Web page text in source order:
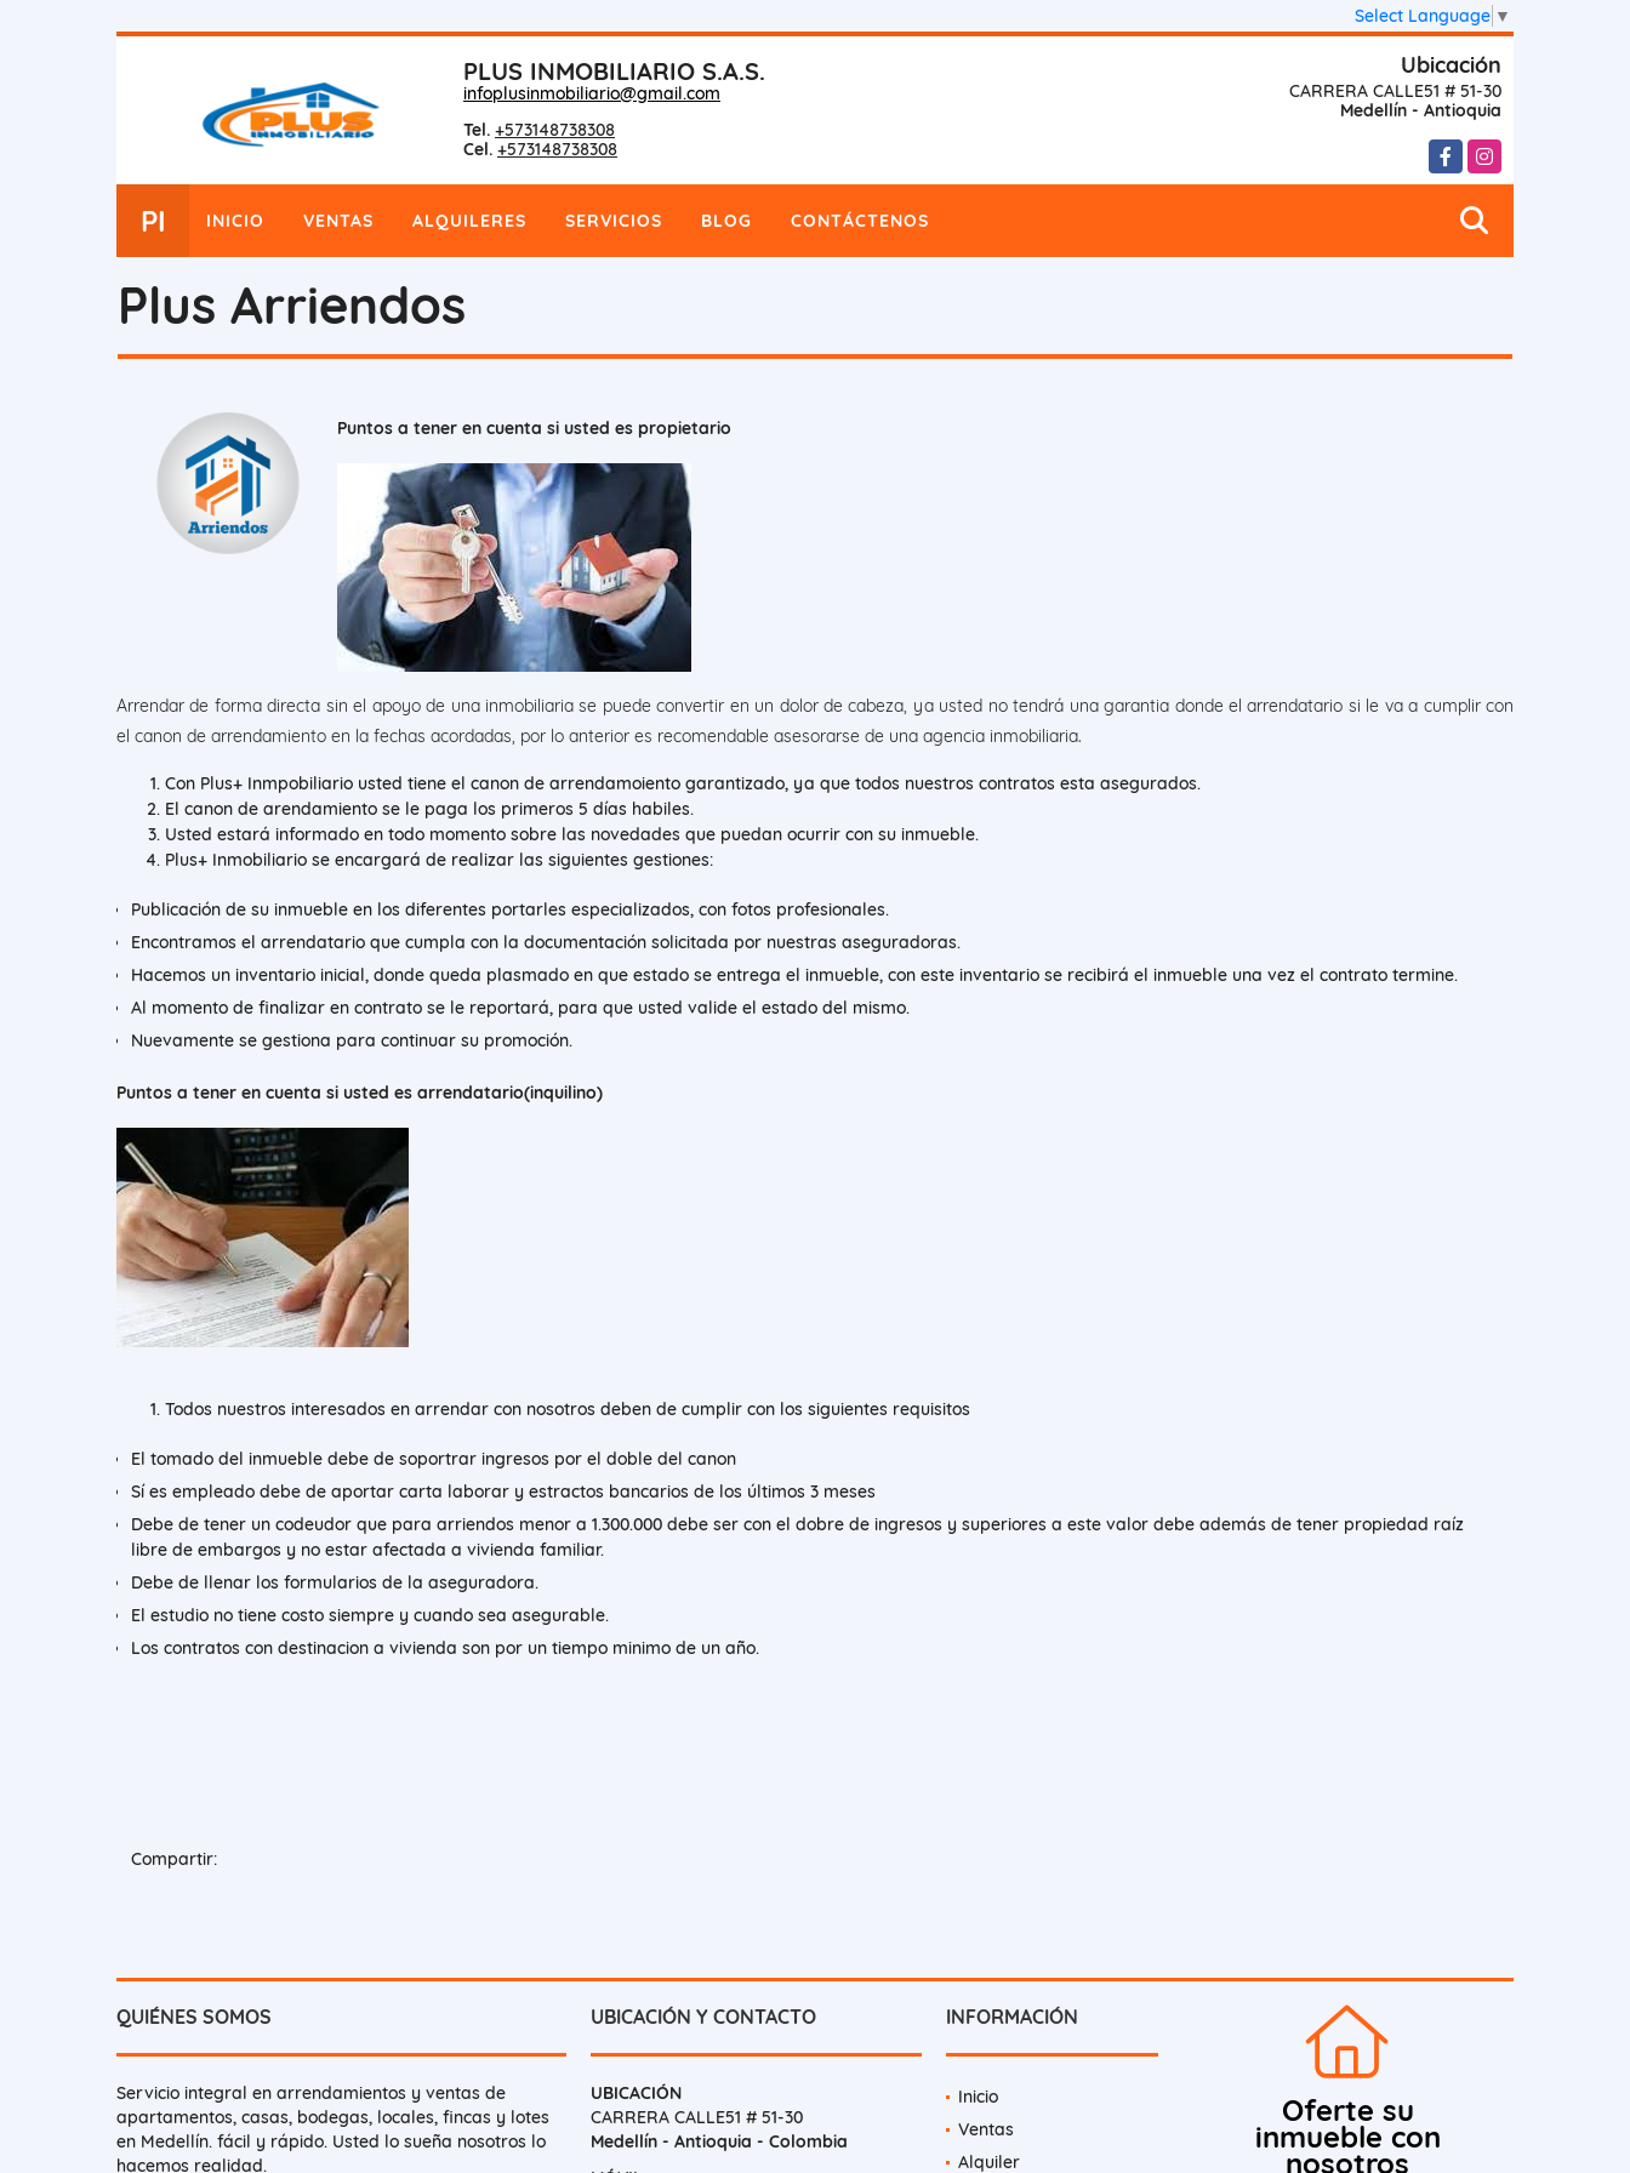
Select Language ▼
PLUS INMOBILIARIO S.A.S.
infoplusinmobiliario@gmail.com
Tel. +573148738308
Cel. +573148738308
Ubicación
CARRERA CALLE51 # 51-30
Medellín - Antioquia
FacebookInstagram
PI INICIO VENTAS ALQUILERES SERVICIOS BLOG CONTÁCTENOS
Plus Arriendos
Puntos a tener en cuenta si usted es propietario
Arrendar de forma directa sin el apoyo de una inmobiliaria se puede convertir en un dolor de cabeza, ya usted no tendrá una garantia donde el arrendatario si le va a cumplir con
el canon de arrendamiento en la fechas acordadas, por lo anterior es recomendable asesorarse de una agencia inmobiliaria.
Con Plus+ Inmpobiliario usted tiene el canon de arrendamoiento garantizado, ya que todos nuestros contratos esta asegurados.
El canon de arendamiento se le paga los primeros 5 días habiles.
Usted estará informado en todo momento sobre las novedades que puedan ocurrir con su inmueble.
Plus+ Inmobiliario se encargará de realizar las siguientes gestiones:
Publicación de su inmueble en los diferentes portarles especializados, con fotos profesionales.
Encontramos el arrendatario que cumpla con la documentación solicitada por nuestras aseguradoras.
Hacemos un inventario inicial, donde queda plasmado en que estado se entrega el inmueble, con este inventario se recibirá el inmueble una vez el contrato termine.
Al momento de finalizar en contrato se le reportará, para que usted valide el estado del mismo.
Nuevamente se gestiona para continuar su promoción.
Puntos a tener en cuenta si usted es arrendatario(inquilino)
Todos nuestros interesados en arrendar con nosotros deben de cumplir con los siguientes requisitos
El tomado del inmueble debe de soportrar ingresos por el doble del canon
Sí es empleado debe de aportar carta laborar y estractos bancarios de los últimos 3 meses
Debe de tener un codeudor que para arriendos menor a 1.300.000 debe ser con el dobre de ingresos y superiores a este valor debe además de tener propiedad raíz
libre de embargos y no estar afectada a vivienda familiar.
Debe de llenar los formularios de la aseguradora.
El estudio no tiene costo siempre y cuando sea asegurable.
Los contratos con destinacion a vivienda son por un tiempo minimo de un año.
Compartir:
QUIÉNES SOMOS
Servicio integral en arrendamientos y ventas de
apartamentos, casas, bodegas, locales, fincas y lotes
en Medellín. fácil y rápido. Usted lo sueña nosotros lo
hacemos realidad.
UBICACIÓN Y CONTACTO
UBICACIÓN
CARRERA CALLE51 # 51-30
Medellín - Antioquia - Colombia
INFORMACIÓN
Inicio
Ventas
Alquiler
Oferte su
inmueble con
nosotros